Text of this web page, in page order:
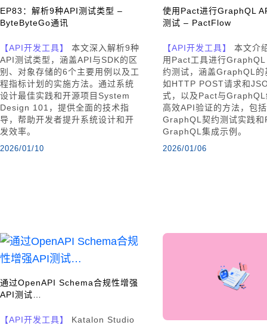
EP83：解析9种API测试类型 –
ByteByteGo通讯
【API开发工具】
本文深入解析9种
API测试类型，涵盖API与SDK的区
别、对象存储的6个主要用例以及工
程指标计划的实施方法。通过系统
设计最佳实践和开源项目System
Design 101，提供全面的技术指
导，帮助开发者提升系统设计和开
发效率。
2026/01/10
使用Pact进行GraphQL
测试 – PactFlow
【API开发工具】
本文介
用Pact工具进行
约测试，涵盖GraphQL的
如HTTP POST请求和
式，以及Pact与
高效API验证的方法，包括
GraphQL契约测试实践和
GraphQL集成示例。
2026/01/06
通过OpenAPI Schema合规性增强
API测试…
【API开发工具】
Katalon Studio